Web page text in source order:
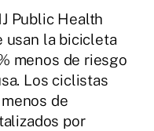
Public Health
usan la bicicleta
menos de riesgo
Los ciclistas
de
por